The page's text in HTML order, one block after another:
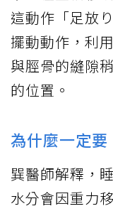
這動作「足放
擺動動作，利
與脛骨的縫隙
的位置。
為什麼一定要
巽醫師解釋，
水分會因重力